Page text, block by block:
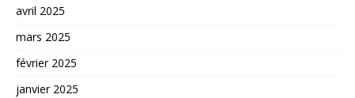
avril 2025
mars 2025
février 2025
janvier 2025